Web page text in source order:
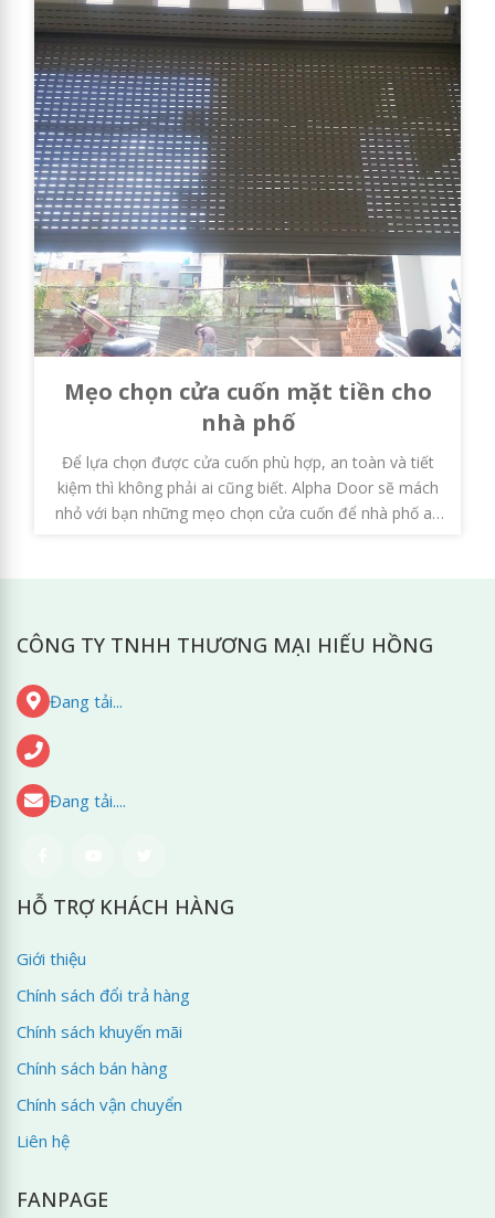
Mẹo chọn cửa cuốn mặt tiền cho
nhà phố
Để lựa chọn được cửa cuốn phù hợp, an toàn và tiết
kiệm thì không phải ai cũng biết. Alpha Door sẽ mách
nhỏ với bạn những mẹo chọn cửa cuốn để nhà phố an
CÔNG TY TNHH THƯƠNG MẠI HIẾU HỒNG
Đang tải...
Đang tải....
HỖ TRỢ KHÁCH HÀNG
Giới thiệu
Chính sách đổi trả hàng
Chính sách khuyến mãi
Chính sách bán hàng
Chính sách vận chuyển
Liên hệ
FANPAGE